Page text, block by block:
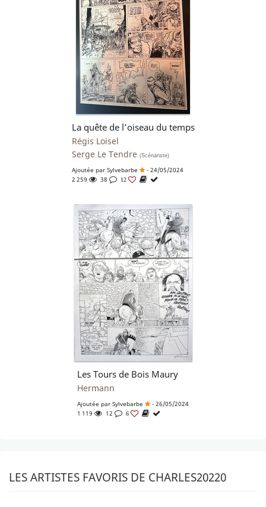
La quête de l’oiseau du temps
Régis Loisel
Serge Le Tendre (Scénariste)
Ajoutée par Sylvebarbe
- 24/05/2024
2 259
38 12
Les Tours de Bois Maury
Hermann
Ajoutée par Sylvebarbe
- 26/05/2024
1 119
12 6
LES ARTISTES FAVORIS DE CHARLES20220